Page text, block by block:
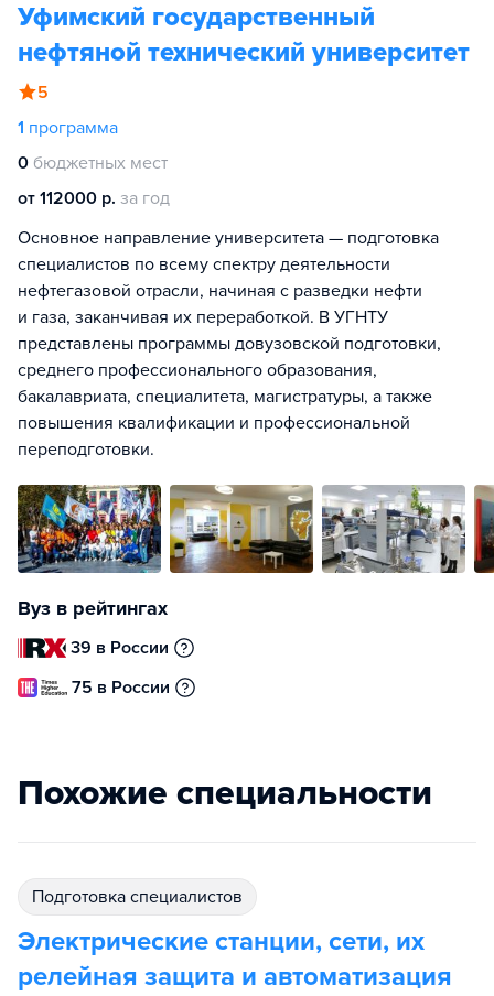
Уфимский государственный
нефтяной технический университет
5
1 программа
0 бюджетных мест
от 112000 р. за год
Основное направление университета — подготовка
специалистов по всему спектру деятельности
нефтегазовой отрасли, начиная с разведки нефти
и газа, заканчивая их переработкой. В УГНТУ
представлены программы довузовской подготовки,
среднего профессионального образования,
бакалавриата, специалитета, магистратуры, а также
повышения квалификации и профессиональной
переподготовки.
Вуз в рейтингах
39 в России
75 в России
Похожие специальности
подготовка специалистов
Электрические станции, сети, их
релейная защита и автоматизация